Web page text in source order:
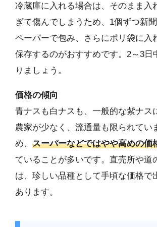
冷蔵庫に入れる場合は、そのまま入
ぎて傷んでしまうため、1個ずつ新
ペーパーで包み、さらにポリ袋に入
保存するのがおすすめです。2～3日
りましょう。
価格の傾向
青ナスも白ナスも、一般的な紫ナス
農家が少なく、流通量も限られてい
め、 スーパーなどではやや高めの価
ていることが多いです。直売所や道
は、珍しい品種として手頃な価格で
あります。